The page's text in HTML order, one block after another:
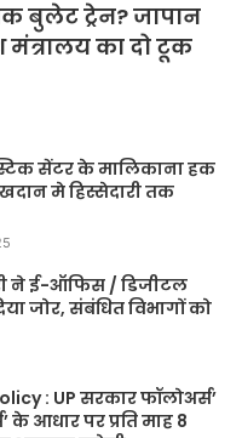
बुलेट ट्रेन? जापान
मंत्रालय का दो टूक
सेंटर के मालिकाना हक
मे हिस्सेदारी तक
ने ई-ऑफिस / डिजीटल
जोर, संबंधित विभागों को
: UP सरकार फॉलोअर्स’
के आधार पर प्रति माह 8